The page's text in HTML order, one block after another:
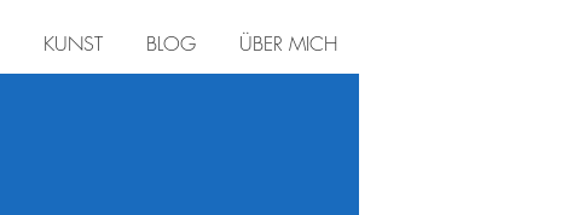
KUNST BLOG ÜBER MICH